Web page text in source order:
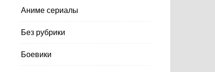
Аниме сериалы
Без рубрики
Боевики